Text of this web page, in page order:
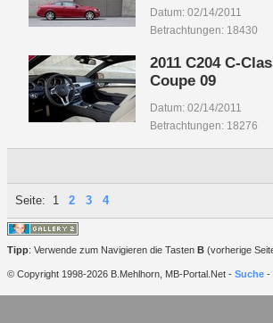
Datum: 02/14/2011
Betrachtungen: 18430
2011 C204 C-
Coupe 09
Datum: 02/14/2011
Betrachtungen: 18276
Seite: 1 2 3 4
Tipp: Verwende zum Navigieren die Tasten B (vorherige
© Copyright 1998-2026 B.Mehlhorn, MB-Portal.Net - Suche -